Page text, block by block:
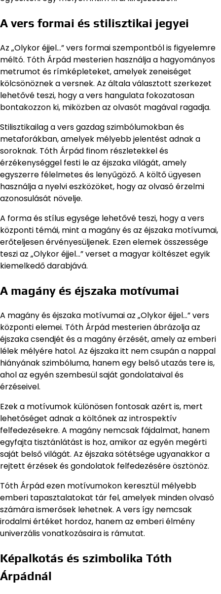
A vers formai és stilisztikai jegyei
Az „Olykor éjjel…” vers formai szempontból is figyelemre
méltó. Tóth Árpád mesterien használja a hagyományos
metrumot és rímképleteket, amelyek zeneiséget
kölcsönöznek a versnek. Az általa választott szerkezet
lehetővé teszi, hogy a vers hangulata fokozatosan
bontakozzon ki, miközben az olvasót magával ragadja.
Stilisztikailag a vers gazdag szimbólumokban és
metaforákban, amelyek mélyebb jelentést adnak a
soroknak. Tóth Árpád finom részletekkel és
érzékenységgel festi le az éjszaka világát, amely
egyszerre félelmetes és lenyűgöző. A költő ügyesen
használja a nyelvi eszközöket, hogy az olvasó érzelmi
azonosulását növelje.
A forma és stílus egysége lehetővé teszi, hogy a vers
központi témái, mint a magány és az éjszaka motívumai,
erőteljesen érvényesüljenek. Ezen elemek összessége
teszi az „Olykor éjjel…” verset a magyar költészet egyik
kiemelkedő darabjává.
A magány és éjszaka motívumai
A magány és éjszaka motívumai az „Olykor éjjel…” vers
központi elemei. Tóth Árpád mesterien ábrázolja az
éjszaka csendjét és a magány érzését, amely az emberi
lélek mélyére hatol. Az éjszaka itt nem csupán a nappal
hiányának szimbóluma, hanem egy belső utazás tere is,
ahol az egyén szembesül saját gondolataival és
érzéseivel.
Ezek a motívumok különösen fontosak azért is, mert
lehetőséget adnak a költőnek az introspektív
felfedezésekre. A magány nemcsak fájdalmat, hanem
egyfajta tisztánlátást is hoz, amikor az egyén megérti
saját belső világát. Az éjszaka sötétsége ugyanakkor a
rejtett érzések és gondolatok felfedezésére ösztönöz.
Tóth Árpád ezen motívumokon keresztül mélyebb
emberi tapasztalatokat tár fel, amelyek minden olvasó
számára ismerősek lehetnek. A vers így nemcsak
irodalmi értéket hordoz, hanem az emberi élmény
univerzális vonatkozásaira is rámutat.
Képalkotás és szimbolika Tóth
Árpádnál